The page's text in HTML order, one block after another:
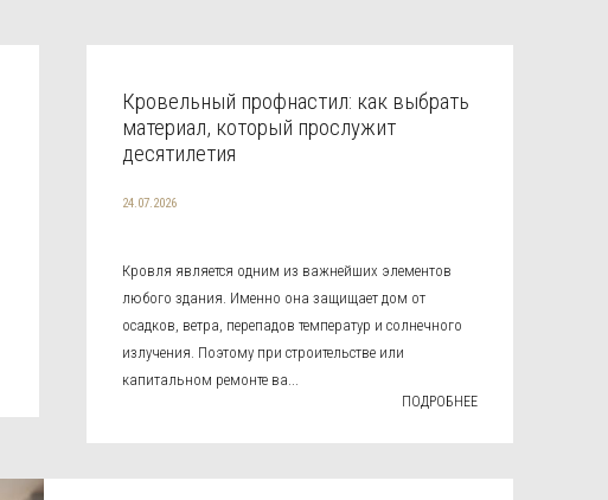
Кровельный профнастил: как выбрать
материал, который прослужит
десятилетия
24.07.2026
Кровля является одним из важнейших элементов
любого здания. Именно она защищает дом от
осадков, ветра, перепадов температур и солнечного
излучения. Поэтому при строительстве или
капитальном ремонте ва...
ПОДРОБНЕЕ